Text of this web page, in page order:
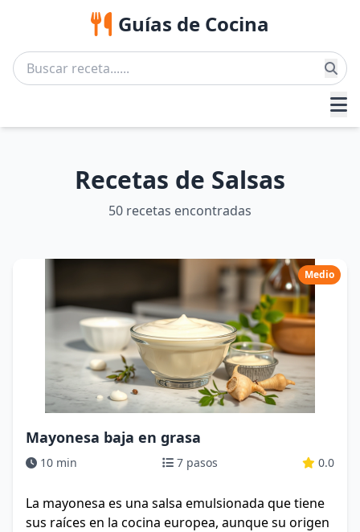
Guías de Cocina
Recetas de Salsas
50 recetas encontradas
Medio
Mayonesa baja en grasa
10 min 7 pasos 0.0
La mayonesa es una salsa emulsionada que tiene
sus raíces en la cocina europea, aunque su origen